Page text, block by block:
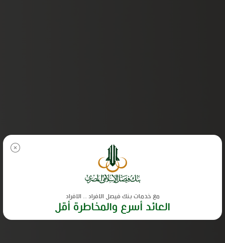
مع خدمات بنك فيصل الافراد .. الافراد
العائد أسرع والمخاطرة أقل